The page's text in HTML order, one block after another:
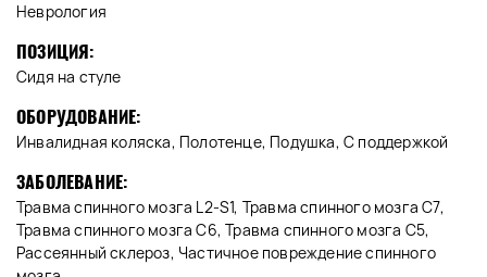
Неврология
ПОЗИЦИЯ:
Сидя на стуле
ОБОРУДОВАНИЕ:
Инвалидная коляска, Полотенце, Подушка, С поддержкой
ЗАБОЛЕВАНИЕ:
Травма спинного мозга L2-S1, Травма спинного мозга C7,
Травма спинного мозга C6, Травма спинного мозга C5,
Рассеянный склероз, Частичное повреждение спинного